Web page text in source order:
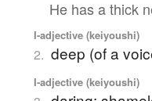
He has a thick
I-adjective (keiyoushi)
2. deep (of a
I-adjective (keiyoushi)